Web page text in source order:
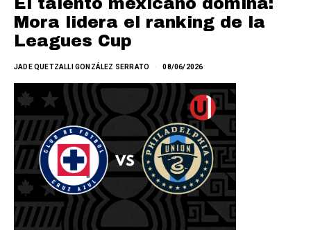
Mora lidera el ranking de la
Leagues Cup
JADE QUETZALLI GONZÁLEZ SERRATO 08/06/2026